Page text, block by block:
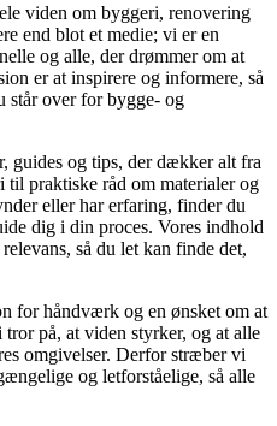
viden om byggeri, renovering
end blot et medie; vi er en
og alle, der drømmer om at
er at inspirere og informere, så
står over for bygge- og
guides og tips, der dækker alt fra
til praktiske råd om materialer og
eller har erfaring, finder du
dig i din proces. Vores indhold
så du let kan finde det,
for håndværk og en ønsket om at
på, at viden styrker, og at alle
omgivelser. Derfor stræber vi
og letforståelige, så alle